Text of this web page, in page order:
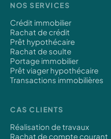
NOS SERVICES
Crédit immobilier
Rachat de crédit
Prêt hypothécaire
Rachat de soulte
Portage immobilier
Prêt viager hypothécaire
Transactions immobilières
CAS CLIENTS
Réalisation de travaux
Rachat de compte courant